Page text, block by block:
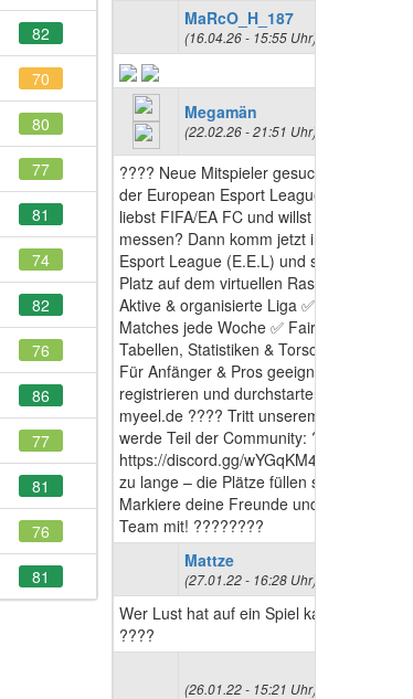
82
70
80
77
81
74
82
76
86
77
81
76
81
MaRcO_H_187
(16.04.26 - 15:55 Uhr)
Megamän
(22.02.26 - 21:51 Uhr)
???? Neue Mitspieler gesucht! Werde Teil
der European Esport League! ????⚽ Du
liebst FIFA/EA FC und willst dich mit
messen? Dann komm jetzt in die
Esport League (E.E.L) und sichere dir
Platz auf dem virtuellen Rasen! ???? ✅
Aktive & organisierte Liga ✅ Spannende
Matches jede Woche ✅ Faire Community
Tabellen, Statistiken & Torschützenlisten
Für Anfänger & Pros geeignet ???? Jetzt
registrieren und durchstarten! ????
myeel.de ???? Tritt unserem Discord bei
werde Teil der Community: ????
https://discord.gg/wYGqKM44u ⚡ Warte
zu lange – die Plätze füllen sich schnell!
Markiere deine Freunde und bring dein
Team mit! ????????
Mattze
(27.01.22 - 16:28 Uhr)
Wer Lust hat auf ein Spiel kann sich
????
(26.01.22 - 15:21 Uhr)